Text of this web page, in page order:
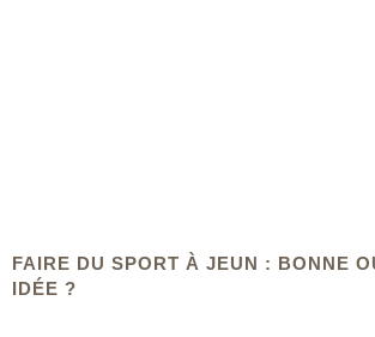
FAIRE DU SPORT À JEUN : BONNE
IDÉE ?